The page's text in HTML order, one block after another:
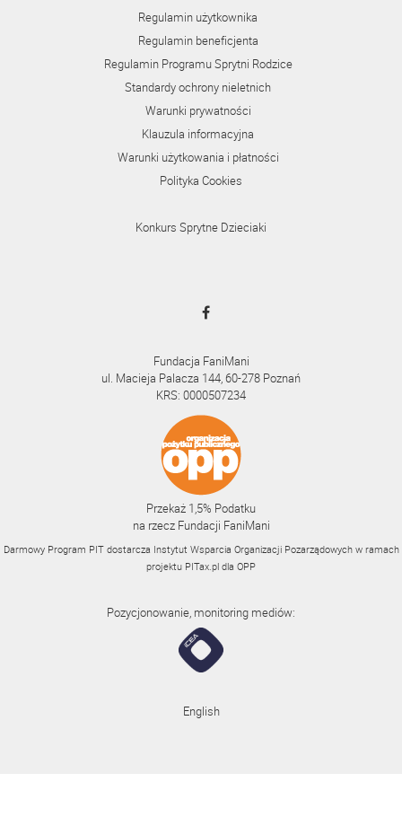
Regulamin użytkownika
Regulamin beneficjenta
Regulamin Programu Sprytni Rodzice
Standardy ochrony nieletnich
Warunki prywatności
Klauzula informacyjna
Warunki użytkowania i płatności
Polityka Cookies
Konkurs Sprytne Dzieciaki
Fundacja FaniMani
ul. Macieja Palacza 144, 60-278 Poznań
KRS: 0000507234
Przekaż 1,5% Podatku
na rzecz Fundacji FaniMani
Darmowy Program PIT dostarcza Instytut Wsparcia Organizacji Pozarządowych w ramach
projektu PITax.pl dla OPP
Pozycjonowanie, monitoring mediów:
English